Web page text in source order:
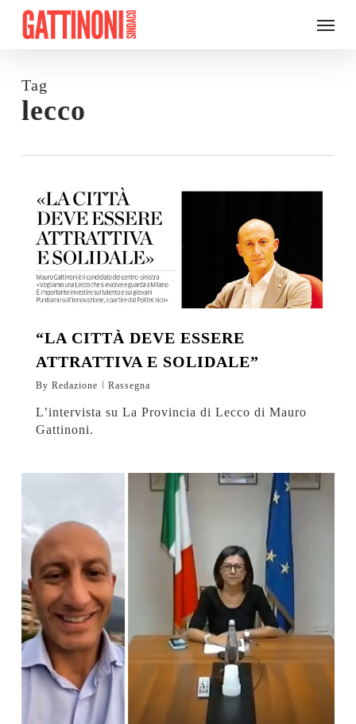
Skip
main
Menu
Tag
lecco
“LA CITTÀ DEVE ESSERE
ATTRATTIVA E SOLIDALE”
By Redazione Rassegna
L’intervista su La Provincia di Lecco di Mauro
Gattinoni.